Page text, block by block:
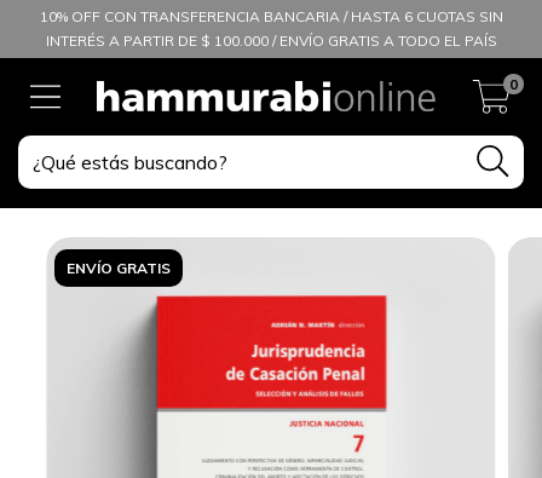
10% OFF CON TRANSFERENCIA BANCARIA / HASTA 6 CUOTAS SIN
INTERÉS A PARTIR DE $ 100.000 / ENVÍO GRATIS A TODO EL PAÍS
0
ENVÍO GRATIS